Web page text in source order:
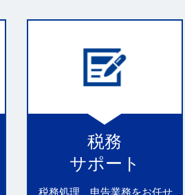
税務
サポート
税務処理、申告業務をお任せ